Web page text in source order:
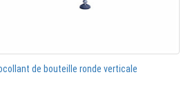
de bouteille ronde verticale